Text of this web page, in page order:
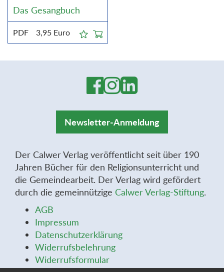
Das Gesangbuch
PDF 3,95 Euro
Newsletter-Anmeldung
Der Calwer Verlag veröffentlicht seit über 190
Jahren Bücher für den Religionsunterricht und
die Gemeindearbeit. Der Verlag wird gefördert
durch die gemeinnützige Calwer Verlag-Stiftung.
AGB
Impressum
Datenschutzerklärung
Widerrufsbelehrung
Widerrufsformular